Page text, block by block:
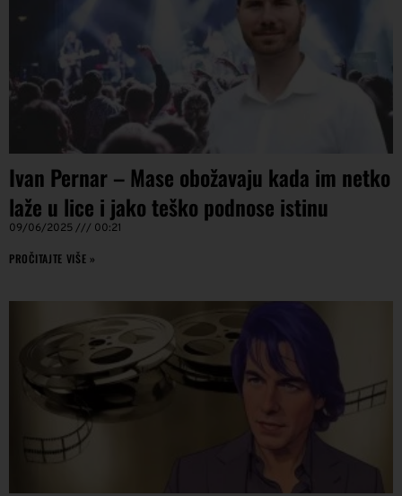
Ivan Pernar – Mase obožavaju kada im netko
laže u lice i jako teško podnose istinu
09/06/2025 00:21
PROČITAJTE VIŠE »